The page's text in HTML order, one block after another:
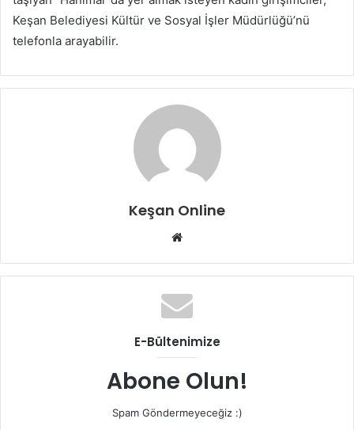
Keşan Belediyesi Kültür ve Sosyal İşler Müdürlüğü’nü
telefonla arayabilir.
Keşan Online
Web
E-Bültenimize
Abone Olun!
Spam Göndermeyeceğiz :)